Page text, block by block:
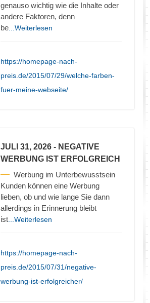
genauso wichtig wie die Inhalte oder
andere Faktoren, denn
be ...Weiterlesen
https://homepage-nach-
preis.de/2015/07/29/welche-farben-
fuer-meine-webseite/
JULI 31, 2026 - NEGATIVE
WERBUNG IST ERFOLGREICH
Werbung im Unterbewusstsein
Kunden können eine Werbung
lieben, ob und wie lange Sie dann
allerdings in Erinnerung bleibt
ist ...Weiterlesen
https://homepage-nach-
preis.de/2015/07/31/negative-
werbung-ist-erfolgreicher/